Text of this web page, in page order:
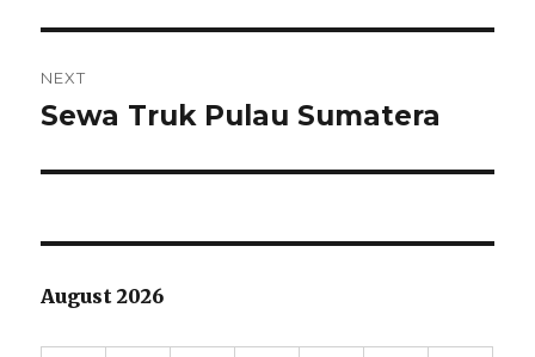
NEXT
Next
Sewa Truk Pulau Sumatera
August 2026